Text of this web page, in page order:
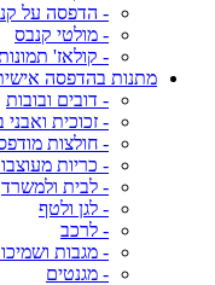
- הדפסה על
- מולטי קנבס
- קולאז'
מתנות בהדפסה
- דובים ובובות
- זכוכית ואבני
- חולצות
- כריות
- לבית ולמשרד
- לגן ולטף
- לרכב
- מגבות
- מגנטים